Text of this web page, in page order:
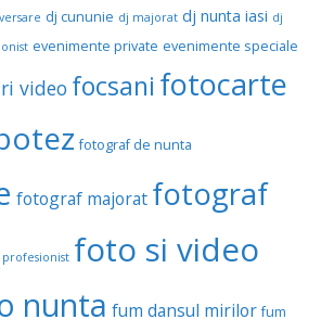
dj cununie dj majorat dj nunta iasi dj
evenimente private evenimente speciale
video focsani fotocarte
fotograf de nunta
fotograf majorat fotograf
foto si video
nunta fum dansul mirilor fum